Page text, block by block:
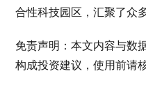
合性科技园区，汇聚了众
免责声明：本文内容与数
构成投资建议，使用前请